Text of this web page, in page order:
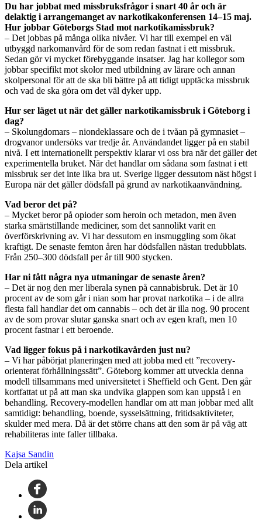
Du har jobbat med missbruksfrågor i snart 40 år och är
delaktig i arrangemanget av narkotikakonferensen 14–15 maj.
Hur jobbar Göteborgs Stad mot narkotikamissbruk?
– Det jobbas på många olika nivåer. Vi har till exempel en väl
utbyggd narkomanvård för de som redan fastnat i ett missbruk.
Sedan gör vi mycket förebyggande insatser. Jag har kollegor som
jobbar specifikt mot skolor med utbildning av lärare och annan
skolpersonal för att de ska bli bättre på att tidigt upptäcka missbruk
och vad de ska göra om det väl dyker upp.
Hur ser läget ut när det gäller narkotikamissbruk i Göteborg i
dag?
– Skolungdomars – niondeklassare och de i tvåan på gymnasiet –
drogvanor undersöks var tredje år. Användandet ligger på en stabil
nivå. I ett internationellt perspektiv klarar vi oss bra när det gäller det
experimentella bruket. När det handlar om sådana som fastnat i ett
missbruk ser det inte lika bra ut. Sverige ligger dessutom näst högst i
Europa när det gäller dödsfall på grund av narkotikaanvändning.
Vad beror det på?
– Mycket beror på opioder som heroin och metadon, men även
starka smärtstillande mediciner, som det sannolikt varit en
överförskrivning av. Vi har dessutom en insmuggling som ökat
kraftigt. De senaste femton åren har dödsfallen nästan tredubblats.
Från 250–300 dödsfall per år till 900 stycken.
Har ni fått några nya utmaningar de senaste åren?
– Det är nog den mer liberala synen på cannabisbruk. Det är 10
procent av de som går i nian som har provat narkotika – i de allra
flesta fall handlar det om cannabis – och det är illa nog. 90 procent
av de som provar slutar ganska snart och av egen kraft, men 10
procent fastnar i ett beroende.
Vad ligger fokus på i narkotikavården just nu?
– Vi har påbörjat planeringen med att jobba med ett ”recovery-
orienterat förhållningssätt”. Göteborg kommer att utveckla denna
modell tillsammans med universitetet i Sheffield och Gent. Den går
kortfattat ut på att man ska undvika glappen som kan uppstå i en
behandling. Recovery-modellen handlar om att man jobbar med allt
samtidigt: behandling, boende, sysselsättning, fritidsaktiviteter,
skulder med mera. Då är det större chans att den som är på väg att
rehabiliteras inte faller tillbaka.
Kajsa Sandin
Dela artikel